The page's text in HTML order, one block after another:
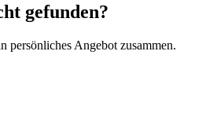
gefunden?
persönliches Angebot zusammen.